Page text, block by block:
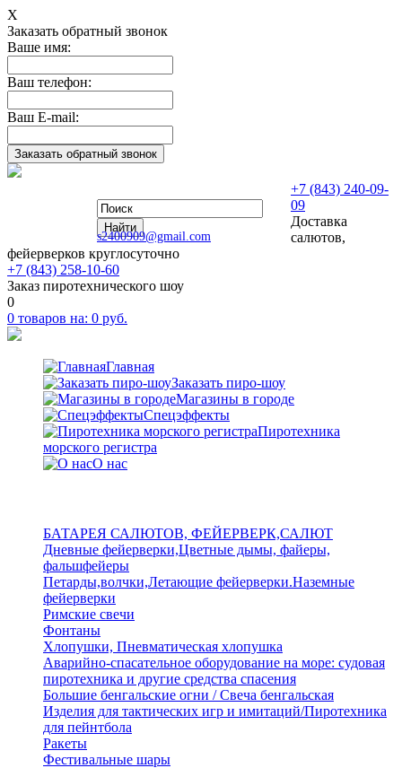
Х
Заказать обратный звонок
Ваше имя:
Ваш телефон:
Ваш E-mail:
s2400909@gmail.com
+7 (843) 240-09-
09
Доставка
салютов,
фейерверков круглосуточно
+7 (843) 258-10-60
Заказ пиротехнического шоу
0
0 товаров на: 0 руб.
Главная
Заказать пиро-шоу
Магазины в городе
Спецэффекты
Пиротехника
морского регистра
О нас
БАТАРЕЯ САЛЮТОВ, ФЕЙЕРВЕРК,САЛЮТ
Дневные фейерверки,Цветные дымы, файеры,
фальшфейеры
Петарды,волчки,Летающие фейерверки.Наземные
фейерверки
Римские свечи
Фонтаны
Хлопушки, Пневматическая хлопушка
Аварийно-спасательное оборудование на море: судовая
пиротехника и другие средства спасения
Большие бенгальские огни / Свеча бенгальская
Изделия для тактических игр и имитаций/Пиротехника
для пейнтбола
Ракеты
Фестивальные шары